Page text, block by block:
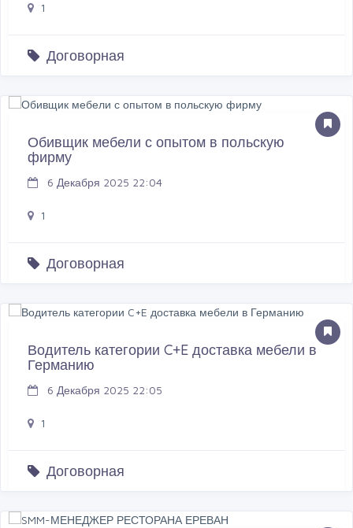
1
Договорная
Обивщик мебели с опытом в польскую
фирму
6 Декабря 2025 22:04
1
Договорная
Водитель категории C+E доставка мебели в
Германию
6 Декабря 2025 22:05
1
Договорная